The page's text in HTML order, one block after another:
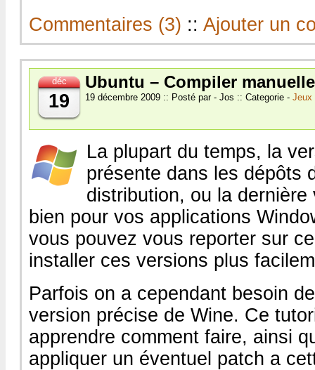
Commentaires (3) :: Ajouter un
déc
19
Ubuntu – Compiler
19 décembre 2009 :: Posté par - Jos :: Categorie - Jeux
La plupart du temps, la
présente dans les dépôts
distribution, ou la
bien pour vos applications
vous pouvez vous reporter sur
installer ces versions plus
Parfois on a cependant besoin
version précise de Wine. Ce
apprendre comment faire, ainsi
appliquer un éventuel patch a